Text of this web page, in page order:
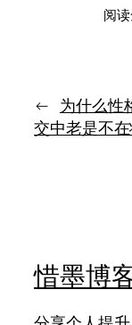
阅
← 为什么性
交中老是不
惜墨博